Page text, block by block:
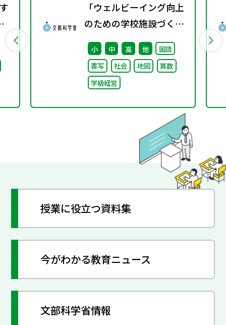
「ウェルビーイング向上
のための学校施設づくり
のアイディア集」の公表
について
小 中 高 他
国語
書写
社会 地図
算数
学級経営
授業に役立つ資料集
今がわかる教育ニュース
文部科学省情報